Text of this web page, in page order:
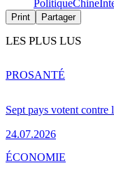
PolitiqueChine
Print Partager
LES PLUS LUS
Sept pays votent contre
24.07.2026
PROSANTÉ
ÉCONOMIE